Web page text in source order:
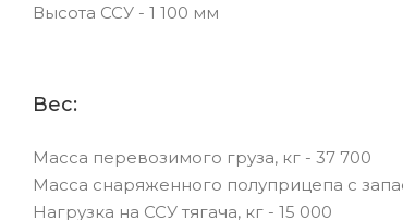
Высота ССУ - 1 100 мм
Вес:
Масса перевозимого груза, кг - 37 700
Масса снаряженного полуприцепа с
Нагрузка на ССУ тягача, кг - 15 000